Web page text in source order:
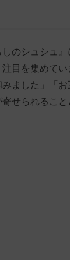
のシュシュ
目を集めて
ました」「
せられること